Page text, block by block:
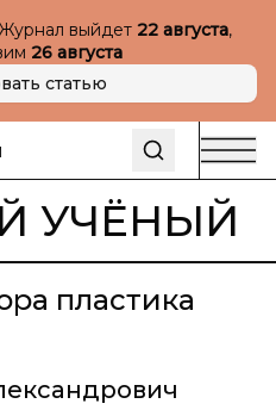
выйдет 22 августа,
26 августа
статью
УЧЁНЫЙ
пластика